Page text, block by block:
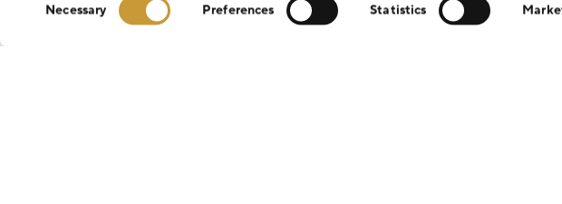
Necessary Preferences Statistics